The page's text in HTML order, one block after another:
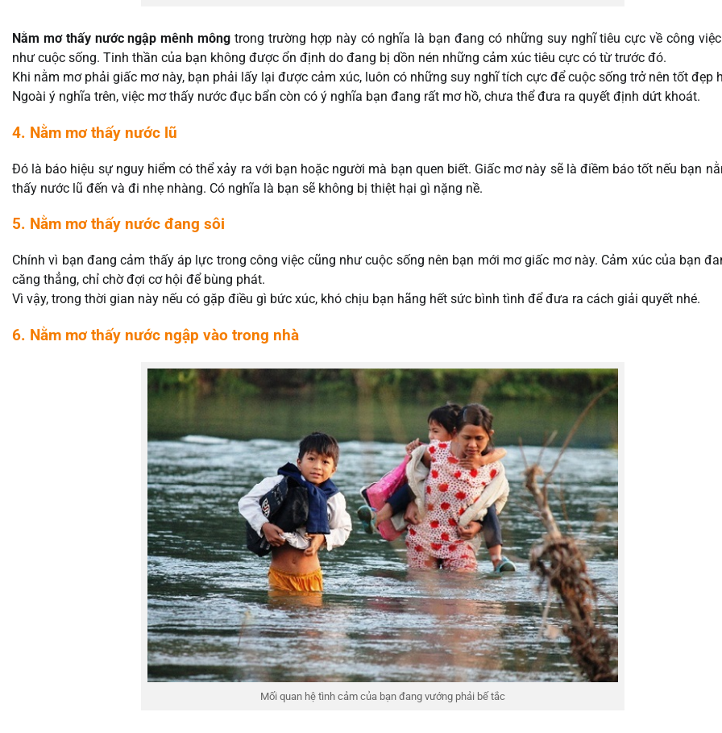
Nằm mơ thấy nước ngập mênh mông trong trường hợp này có nghĩa là bạn đang có những suy nghĩ tiêu cực về công
như cuộc sống. Tinh thần của bạn không được ổn định do đang bị dồn nén những cảm xúc tiêu cực có từ trước đó.
Khi nằm mơ phải giấc mơ này, bạn phải lấy lại được cảm xúc, luôn có những suy nghĩ tích cực để cuộc sống trở nên tốt đẹp
Ngoài ý nghĩa trên, việc mơ thấy nước đục bẩn còn có ý nghĩa bạn đang rất mơ hồ, chưa thể đưa ra quyết định dứt khoát.
4. Nằm mơ thấy nước lũ
Đó là báo hiệu sự nguy hiểm có thể xảy ra với bạn hoặc người mà bạn quen biết. Giấc mơ này sẽ là điềm báo tốt nếu bạn
thấy nước lũ đến và đi nhẹ nhàng. Có nghĩa là bạn sẽ không bị thiệt hại gì nặng nề.
5. Nằm mơ thấy nước đang sôi
Chính vì bạn đang cảm thấy áp lực trong công việc cũng như cuộc sống nên bạn mới mơ giấc mơ này. Cảm xúc của bạn
căng thẳng, chỉ chờ đợi cơ hội để bùng phát.
Vì vậy, trong thời gian này nếu có gặp điều gì bức xúc, khó chịu bạn hãng hết sức bình tình để đưa ra cách giải quyết nhé.
6. Nằm mơ thấy nước ngập vào trong nhà
Mối quan hệ tình cảm của bạn đang vướng phải bế tắc